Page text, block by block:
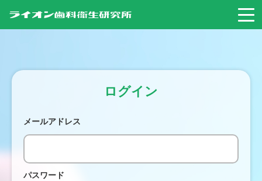
ログイン
メールアドレス
パスワード